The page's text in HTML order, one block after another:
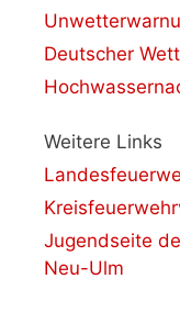
Deutscher
Weitere Links
Jugendseite
Neu-Ulm